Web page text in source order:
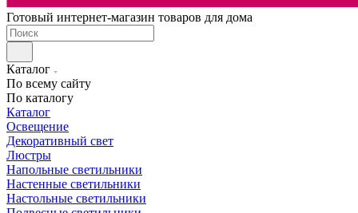
Готовый интернет-магазин товаров для дома
Каталог
По всему сайту
По каталогу
Каталог
Освещение
Декоративный свет
Люстры
Напольные светильники
Настенные светильники
Настольные светильники